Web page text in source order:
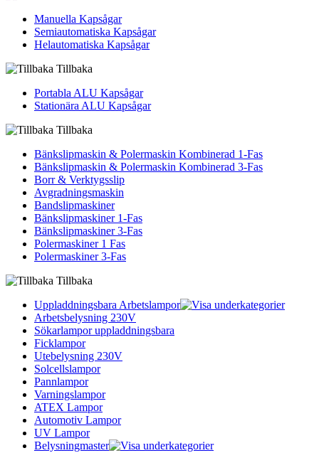
Manuella Kapsågar
Semiautomatiska Kapsågar
Helautomatiska Kapsågar
Tillbaka
Portabla ALU Kapsågar
Stationära ALU Kapsågar
Tillbaka
Bänkslipmaskin & Polermaskin Kombinerad 1-Fas
Bänkslipmaskin & Polermaskin Kombinerad 3-Fas
Borr & Verktygsslip
Avgradningsmaskin
Bandslipmaskiner
Bänkslipmaskiner 1-Fas
Bänkslipmaskiner 3-Fas
Polermaskiner 1 Fas
Polermaskiner 3-Fas
Tillbaka
Uppladdningsbara Arbetslampor
Arbetsbelysning 230V
Sökarlampor uppladdningsbara
Ficklampor
Utebelysning 230V
Solcellslampor
Pannlampor
Varningslampor
ATEX Lampor
Automotiv Lampor
UV Lampor
Belysningmaster